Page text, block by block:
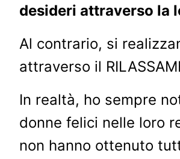
desideri attraverso la
Al contrario, si
attraverso il
In realtà, ho sempre
donne felici nelle loro
non hanno ottenuto